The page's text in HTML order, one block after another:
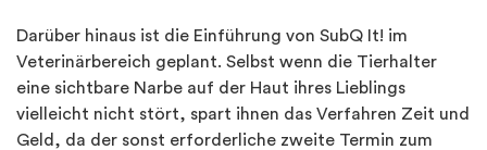
Darüber hinaus ist die Einführung von SubQ It! im
Veterinärbereich geplant. Selbst wenn die Tierhalter
eine sichtbare Narbe auf der Haut ihres Lieblings
vielleicht nicht stört, spart ihnen das Verfahren Zeit und
Geld, da der sonst erforderliche zweite Termin zum